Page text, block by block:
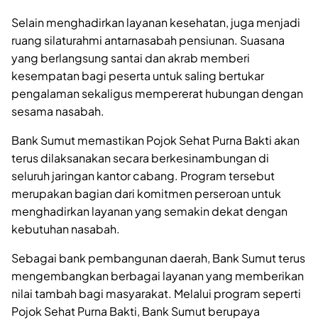
Selain menghadirkan layanan kesehatan, juga menjadi
ruang silaturahmi antarnasabah pensiunan. Suasana
yang berlangsung santai dan akrab memberi
kesempatan bagi peserta untuk saling bertukar
pengalaman sekaligus mempererat hubungan dengan
sesama nasabah.
Bank Sumut memastikan Pojok Sehat Purna Bakti akan
terus dilaksanakan secara berkesinambungan di
seluruh jaringan kantor cabang. Program tersebut
merupakan bagian dari komitmen perseroan untuk
menghadirkan layanan yang semakin dekat dengan
kebutuhan nasabah.
Sebagai bank pembangunan daerah, Bank Sumut terus
mengembangkan berbagai layanan yang memberikan
nilai tambah bagi masyarakat. Melalui program seperti
Pojok Sehat Purna Bakti, Bank Sumut berupaya